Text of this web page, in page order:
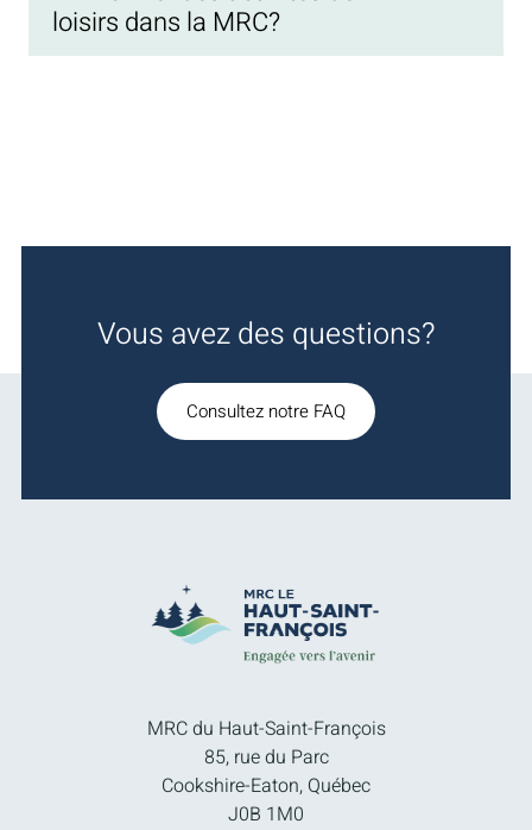
loisirs dans la MRC?
Vous avez des questions?
Consultez notre FAQ
MRC du Haut-Saint-François
85, rue du Parc
Cookshire-Eaton, Québec
J0B 1M0